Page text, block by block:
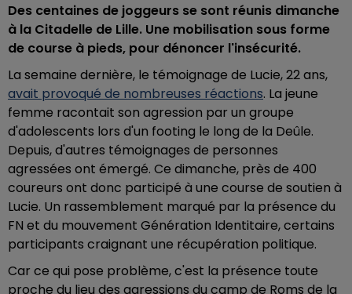
Des centaines de joggeurs se sont réunis dimanche
à la Citadelle de Lille. Une mobilisation sous forme
de course à pieds, pour dénoncer l'insécurité.
La semaine dernière, le témoignage de Lucie, 22 ans,
avait provoqué de nombreuses réactions. La jeune
femme racontait son agression par un groupe
d'adolescents lors d'un footing le long de la Deûle.
Depuis, d'autres témoignages de personnes
agressées ont émergé. Ce dimanche, près de 400
coureurs ont donc participé à une course de soutien à
Lucie. Un rassemblement marqué par la présence du
FN et du mouvement Génération Identitaire, certains
participants craignant une récupération politique.
Car ce qui pose problème, c'est la présence toute
proche du lieu des agressions du camp de Roms de la